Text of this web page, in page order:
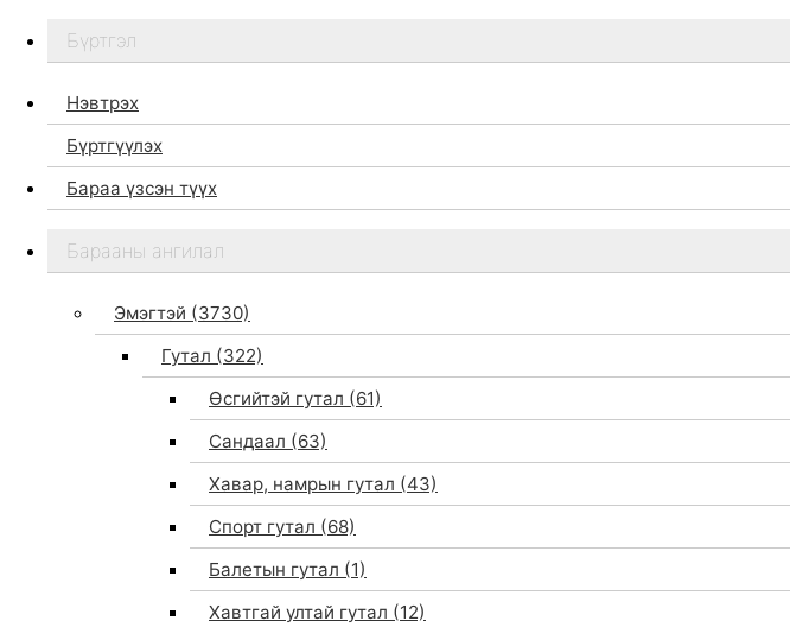
Бидний тухай
Дэлгүүр
Бүртгэл
Нэвтрэх
Бүртгүүлэх
Бараа үзсэн түүх
Барааны ангилал
Эмэгтэй (3730)
Гутал (322)
Өсгийтэй гутал (61)
Сандаал (63)
Хавар, намрын гутал (43)
Спорт гутал (68)
Балетын гутал (1)
Хавтгай ултай гутал (12)